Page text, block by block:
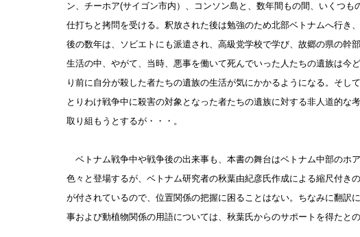
ン、チーホア(サイゴン市内）、コンソン島と、数年間もの間、いくつも
仕打ちと拷問を受ける。釈放された後は勉強のため北部ベトナムへ行き
後の数年は、ソビエトにも派遣され、高級党学校で学び、故郷の県の幹
生活の中、やがて、当時、悪事を働いて死んでいった人たちの遺族は今
り前に自分が殺した者たちの遺族の生活が気にかかるようになる。そし
とりわけ戦争中に殺害の対象となった者たちの遺族に対する非人道的な
取り組もうとするが・・・。
ベトナム戦争中や戦争後の出来事も、本書の舞台はベトナム中部のホ
色々と登場するが、ベトナム研究者の秋葉由紀彦氏作成による縮尺付き
が付されているので、位置関係の把握に困ることはない。ちなみに翻訳
事および動植物関係の用語については、秋葉氏からのサポートを得た